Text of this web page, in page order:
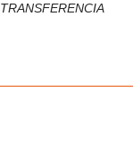
TRANSFERENCIA